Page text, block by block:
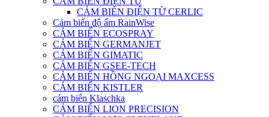
CẢM BIẾN ĐIỆN TỪ CERLIC
Cảm biến độ ẩm RainWise
CẢM BIẾN ECOSPRAY
CẢM BIẾN GERMANJET
CẢM BIẾN GIMATIC
CẢM BIẾN GSEE-TECH
CẢM BIẾN HỒNG NGOẠI MAXCESS
CẢM BIẾN KISTLER
cảm biến Klaschka
CẢM BIẾN LION PRECISION